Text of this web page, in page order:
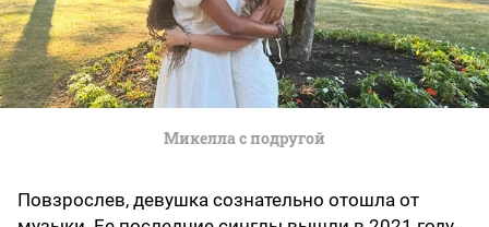
Микелла с подругой
Повзрослев, девушка сознательно отошла от